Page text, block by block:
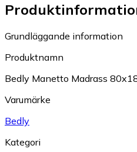
Grundläggande information
Produktnamn
Bedly Manetto Madrass
Varumärke
Bedly
Kategori